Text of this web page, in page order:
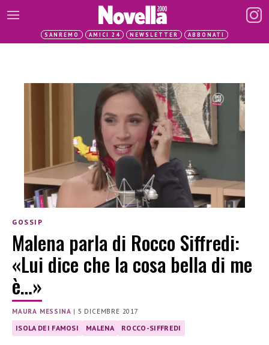
SANREMO AMICI 24 NEWSLETTER ABBONATI
GOSSIP
Malena parla di Rocco Siffredi:
«Lui dice che la cosa bella di me
è…»
MAURA MESSINA | 5 DICEMBRE 2017
ISOLA DEI FAMOSI MALENA ROCCO-SIFFREDI